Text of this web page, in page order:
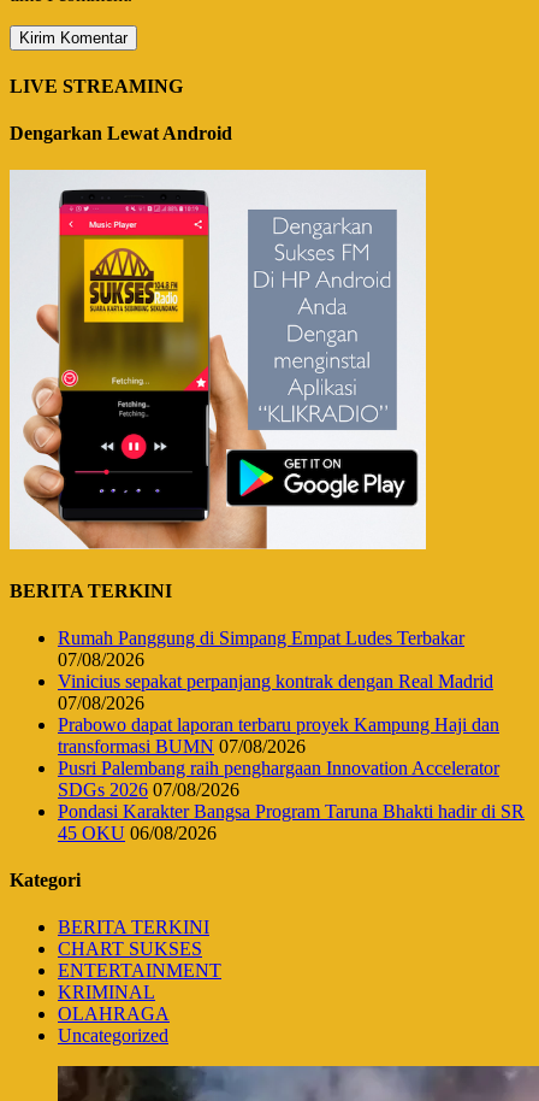
LIVE STREAMING
Dengarkan Lewat Android
BERITA TERKINI
Rumah Panggung di Simpang Empat Ludes Terbakar
07/08/2026
Vinicius sepakat perpanjang kontrak dengan Real Madrid
07/08/2026
Prabowo dapat laporan terbaru proyek Kampung Haji dan
transformasi BUMN 07/08/2026
Pusri Palembang raih penghargaan Innovation Accelerator
SDGs 2026 07/08/2026
Pondasi Karakter Bangsa Program Taruna Bhakti hadir di SR
45 OKU 06/08/2026
Kategori
BERITA TERKINI
CHART SUKSES
ENTERTAINMENT
KRIMINAL
OLAHRAGA
Uncategorized